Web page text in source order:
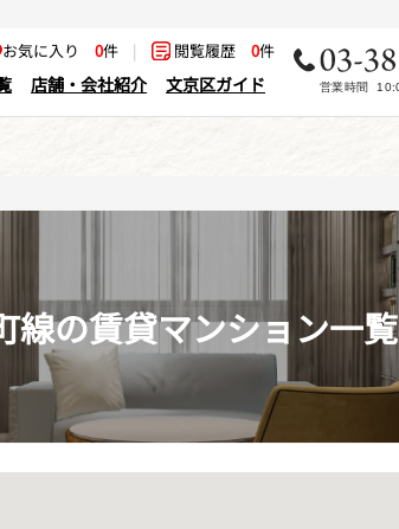
お気に入り0件 | 閲覧履歴0件
店舗・会社紹介 文京区ガイド
線の賃貸マンション一覧